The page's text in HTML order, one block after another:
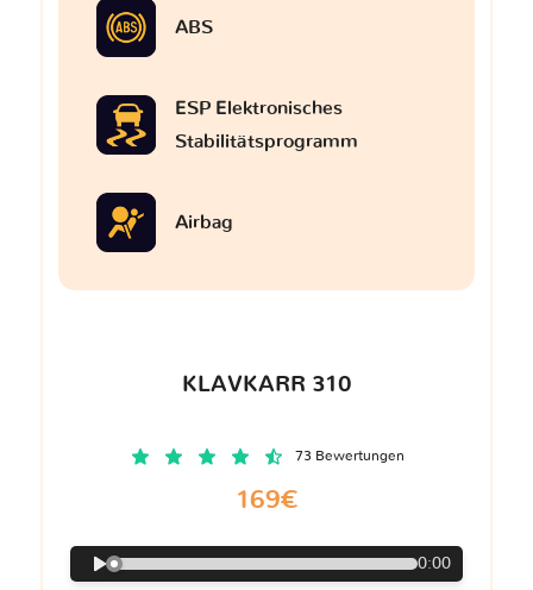
ABS
ESP Elektronisches
Stabilitätsprogramm
Airbag
KLAVKARR 310
73 Bewertungen
169€
0:00